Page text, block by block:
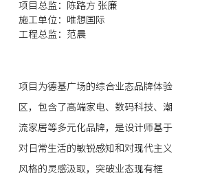
项目总监：陈路方 张廉
施工单位：唯想国际
工程总监：范晨
项目为德基广场的综合业态品牌体验
区，包含了高端家电、数码科技、潮
流家居等多元化品牌，是设计师基于
对日常生活的敏锐感知和对现代主义
风格的灵感汲取，突破业态现有框